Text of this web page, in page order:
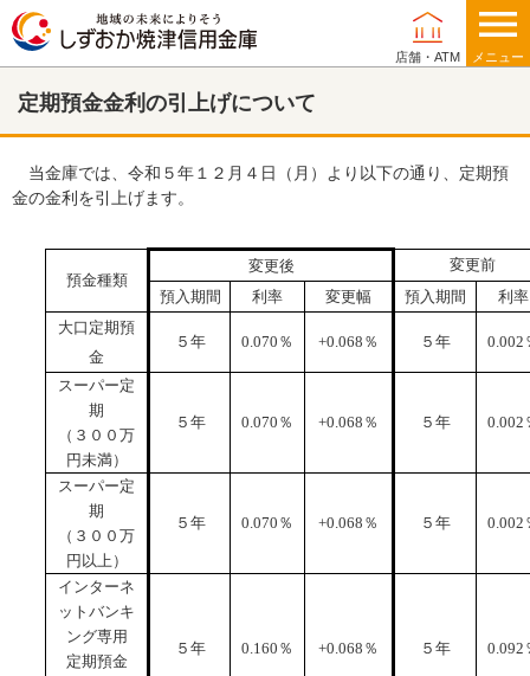
店舗・ATM メニュー
個人のお客さま
相談する
借りる
貯める
運用する
備える
便利なサービス
法人・事業主のお客さま
定期預金金利の引上げについて
当金庫では、令和５年１２月４日（月）より以下の通り、定期預
金の金利を引上げます。
預金種類
変更後
変更前
預入期間
利率 変更幅 預入期間
利率
大口定期預
金
５年 0.070 ％ +0.068 ％ ５年 0.002
スーパー定
期
（３００万
円未満）
５年 0.070 ％ +0.068 ％ ５年 0.002
スーパー定
期
（３００万
円以上）
５年 0.070 ％ +0.068 ％ ５年 0.002
インターネ
ットバンキ
ング専用
定期預金
５年 0.160 ％ +0.068 ％ ５年 0.092